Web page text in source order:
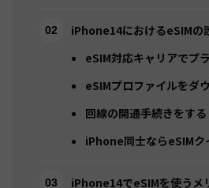
iPhone14におけるeSIMの
eSIM対応キャリアでプ
eSIMプロファイルをダ
回線の開通手続きをする
iPhone同士ならeSIMク
iPhone14でeSIMを使うメ